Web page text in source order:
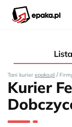
Lista
Tani kurier epaka.pl /
Kurier